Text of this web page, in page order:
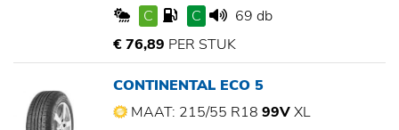
C
C
69 db
€ 76,89 PER STUK
CONTINENTAL ECO 5
MAAT: 215/55 R18 99VXL